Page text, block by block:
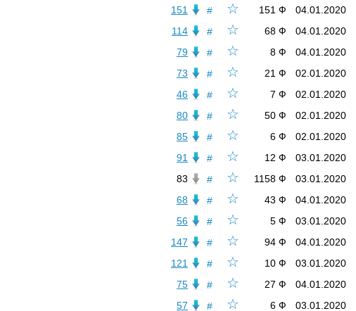
☆
# 04.01.2020
151 Ф
151
☆
# 04.01.2020
68 Ф
114
☆
# 04.01.2020
8 Ф
79
☆
# 02.01.2020
21 Ф
73
☆
# 02.01.2020
7 Ф
46
☆
# 02.01.2020
50 Ф
80
☆
# 02.01.2020
6 Ф
85
☆
# 03.01.2020
12 Ф
91
☆
# 03.01.2020
1158 Ф
83
☆
# 04.01.2020
43 Ф
68
☆
# 03.01.2020
5 Ф
56
☆
# 04.01.2020
94 Ф
147
☆
# 03.01.2020
10 Ф
121
☆
# 04.01.2020
27 Ф
75
☆
# 03.01.2020
6 Ф
57